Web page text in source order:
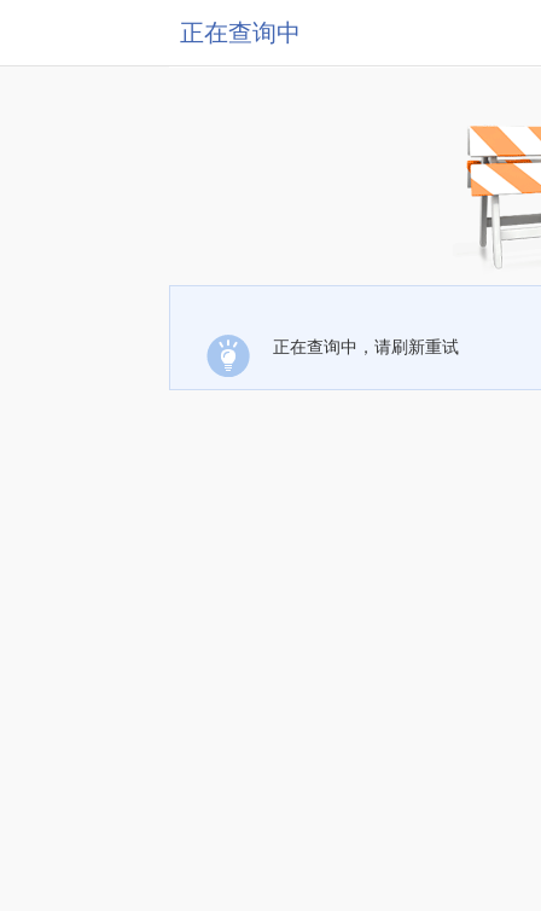
正在查询中
正在查询中，请刷新重试